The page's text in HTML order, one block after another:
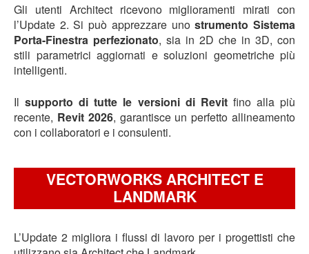
Gli utenti Architect ricevono miglioramenti mirati con
l’Update 2. Si può apprezzare unostrumento Sistema
Porta-Finestra perfezionato, sia in 2D che in 3D, con
stili parametrici aggiornati e soluzioni geometriche più
intelligenti.
Ilsupporto di tutte le versioni di Revitfino alla più
recente, Revit 2026, garantisce un perfetto allineamento
con i collaboratori e i consulenti.
VECTORWORKS ARCHITECT E
LANDMARK
L’Update 2 migliora i flussi di lavoro per i progettisti che